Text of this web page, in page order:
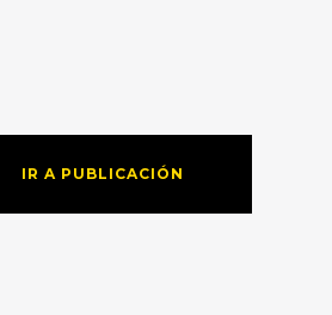
IR A PUBLICACIÓN